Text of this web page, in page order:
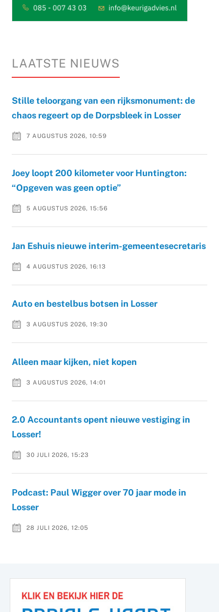
LAATSTE NIEUWS
Stille teloorgang van een rijksmonument: de
chaos regeert op de Dorpsbleek in Losser
7 AUGUSTUS 2026, 10:59
Joey loopt 200 kilometer voor Huntington:
“Opgeven was geen optie”
5 AUGUSTUS 2026, 15:56
Jan Eshuis nieuwe interim-gemeentesecretaris
4 AUGUSTUS 2026, 16:13
Auto en bestelbus botsen in Losser
3 AUGUSTUS 2026, 19:30
Alleen maar kijken, niet kopen
3 AUGUSTUS 2026, 14:01
2.0 Accountants opent nieuwe vestiging in
Losser!
30 JULI 2026, 15:23
Podcast: Paul Wigger over 70 jaar mode in
Losser
28 JULI 2026, 12:05